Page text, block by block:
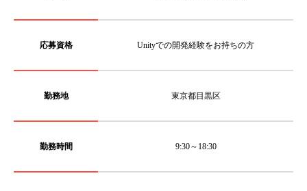
応募資格 Unityでの開発経験をお持ちの方
勤務地 東京都目黒区
勤務時間 9:30～18:30